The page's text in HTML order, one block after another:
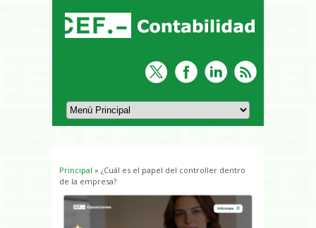
Usted está aquí
Principal » ¿Cuál es el papel del controller dentro
de la empresa?